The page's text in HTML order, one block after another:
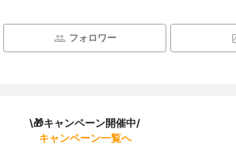
フォロワー
\🎁キャンペーン開催中/
キャンペーン一覧へ